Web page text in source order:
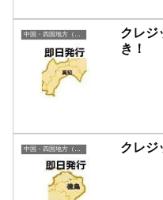
中国・四国地方（即日発行）
クレジ
き！
中国・四国地方（即日発行） クレジ